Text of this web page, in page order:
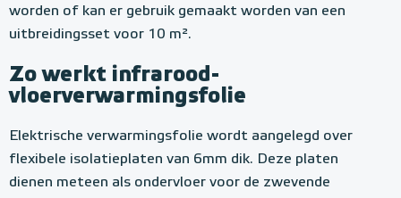
worden of kan er gebruik gemaakt worden van een
uitbreidingsset voor 10 m².
Zo werkt infrarood-
vloerverwarmingsfolie
Elektrische verwarmingsfolie wordt aangelegd over
flexibele isolatieplaten van 6mm dik. Deze platen
dienen meteen als ondervloer voor de zwevende